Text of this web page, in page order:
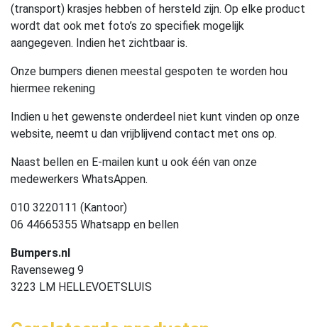
(transport) krasjes hebben of hersteld zijn. Op elke product
wordt dat ook met foto’s zo specifiek mogelijk
aangegeven. Indien het zichtbaar is.
Onze bumpers dienen meestal gespoten te worden hou
hiermee rekening
Indien u het gewenste onderdeel niet kunt vinden op onze
website, neemt u dan vrijblijvend contact met ons op.
Naast bellen en E-mailen kunt u ook één van onze
medewerkers WhatsAppen.
010 3220111 (Kantoor)
06 44665355 Whatsapp en bellen
Bumpers.nl
Ravenseweg 9
3223 LM HELLEVOETSLUIS